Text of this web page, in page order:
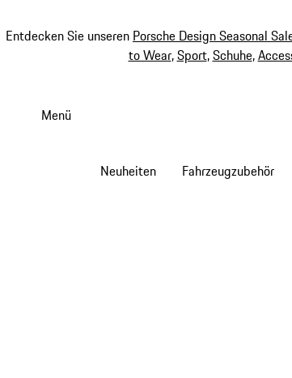
Entdecken Sie unseren Porsche Design Seasonal
to Wear,Sport,Schuhe,
Hauptinhalt
Menü
Neuheiten Fahrzeugzubehör